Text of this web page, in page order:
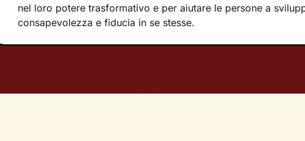
nel loro potere trasformativo e per aiutare le persone a
consapevolezza e fiducia in se stesse.